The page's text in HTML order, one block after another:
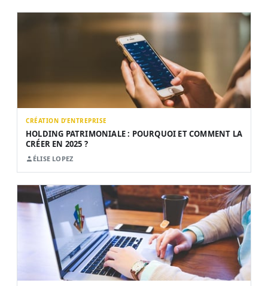
CRÉATION D’ENTREPRISE
HOLDING PATRIMONIALE : POURQUOI ET COMMENT LA
CRÉER EN 2025 ?
ÉLISE LOPEZ